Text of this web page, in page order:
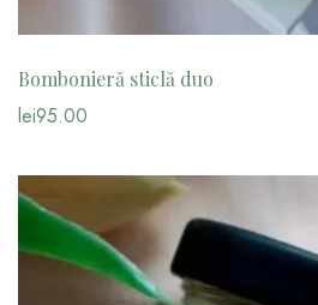
Bombonieră sticlă duo
lei95.00